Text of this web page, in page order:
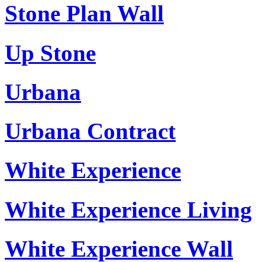
Stone Plan Wall
Up Stone
Urbana
Urbana Contract
White Experience
White Experience Living
White Experience Wall